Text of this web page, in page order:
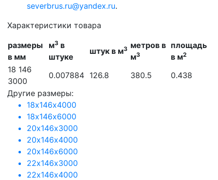
severbrus.ru@yandex.ru.
Характеристики товара
размеры
в мм
м3 в
штуке
штук в м3 метров в
м3
площадь
в м2
18 146
3000
0.007884 126.8 380.5
0.438
Другие размеры:
18х146х4000
18х146х6000
20х146х3000
20х146х4000
20х146х6000
22х146х3000
22х146х4000